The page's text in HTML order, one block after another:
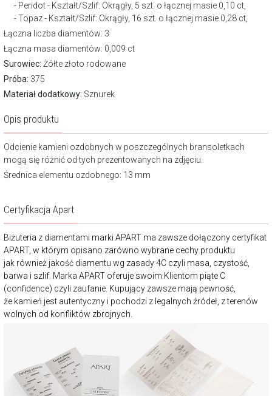
Peridot - Kształt/Szlif: Okrągły, 5 szt. o łącznej masie 0,10 ct,
Topaz - Kształt/Szlif: Okrągły, 16 szt. o łącznej masie 0,28 ct,
Łączna liczba diamentów: 3
Łączna masa diamentów: 0,009 ct
Surowiec: Żółte złoto rodowane
Próba: 375
Materiał dodatkowy: Sznurek
Opis produktu
Odcienie kamieni ozdobnych w poszczególnych bransoletkach
mogą się różnić od tych prezentowanych na zdjęciu.
Średnica elementu ozdobnego: 13 mm
Certyfikacja Apart
Biżuteria z diamentami marki APART ma zawsze dołączony certyfikat
APART, w którym opisano zarówno wybrane cechy produktu
jak również jakość diamentu wg zasady 4C czyli masa, czystość,
barwa i szlif. Marka APART oferuje swoim Klientom piąte C
(confidence) czyli zaufanie. Kupujący zawsze mają pewność,
że kamień jest autentyczny i pochodzi z legalnych źródeł, z terenów
wolnych od konfliktów zbrojnych.